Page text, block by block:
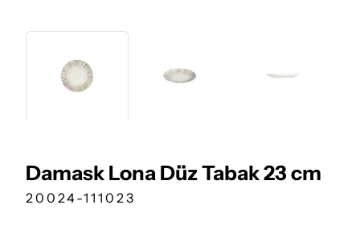
Damask Lona Düz Tabak 23 cm
20024-111023